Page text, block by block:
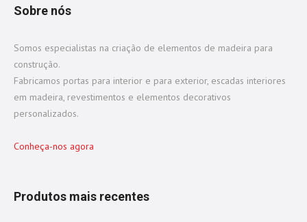
Sobre nós
Somos especialistas na criação de elementos de madeira para
construção.
Fabricamos portas para interior e para exterior, escadas interiores
em madeira, revestimentos e elementos decorativos
personalizados.
Conheça-nos agora
Produtos mais recentes